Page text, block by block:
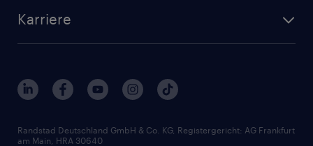
Randstad Akademie
Branchen
Interne Karriere
FAQ - Bewerber / Kunden
Zertifikate und Auszeichnungen
Karriere
Berufsprofile
Gehaltsthemen
Bewerbungsratgeber
Randstad Deutschland GmbH & Co. KG, Registergericht: AG Frankfurt
am Main, HRA 30640